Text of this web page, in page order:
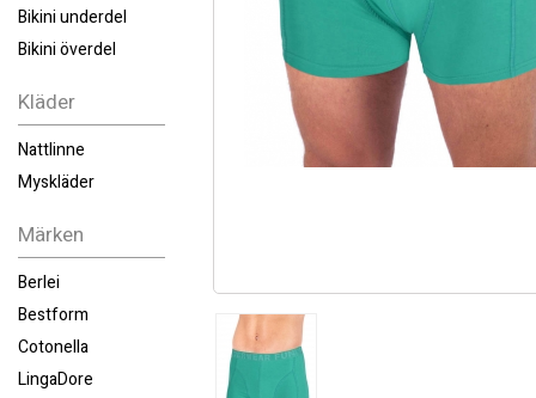
Bikini underdel
Bikini överdel
Kläder
Nattlinne
Myskläder
Märken
Berlei
Bestform
Cotonella
LingaDore